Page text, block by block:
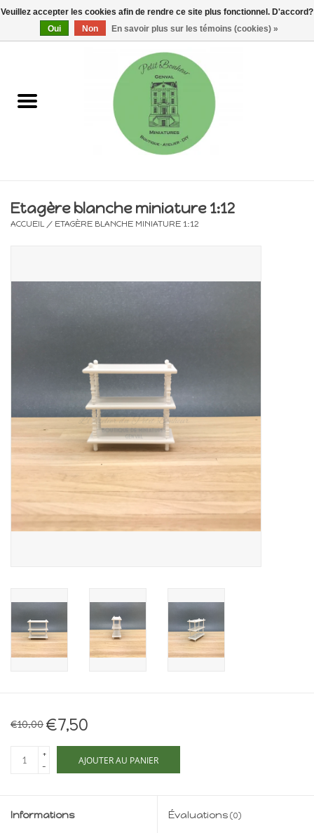
0 Articles - €0,00
Maisons, vitrines & kits
Electricité
Fournitures bricolage
Bois
1/24ème
Maison de souris
miniature - The Mouse
Etagère blanche miniature 1:12
ACCUEIL / ETAGÈRE BLANCHE MINIATURE 1:12
€10,00 €7,50
+
-
AJOUTER AU PANIER
Informations Évaluations (0)
Veuillez accepter les cookies afin de rendre ce site plus fonctionnel. D'accord?
Oui
Non En savoir plus sur les témoins (cookies) »